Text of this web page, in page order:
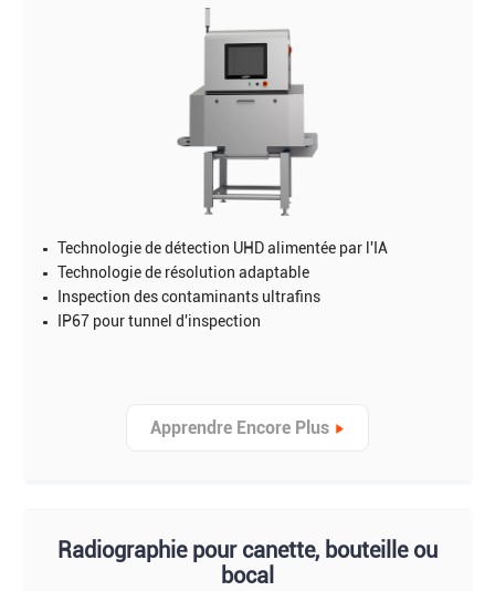
Technologie de détection UHD alimentée par l'IA
Technologie de résolution adaptable
Inspection des contaminants ultrafins
IP67 pour tunnel d'inspection
Apprendre Encore Plus
Radiographie pour canette, bouteille ou
bocal